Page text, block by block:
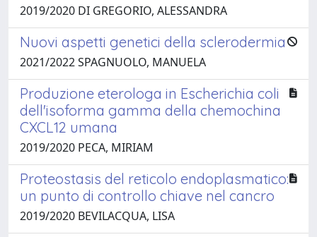
2019/2020 DI GREGORIO, ALESSANDRA
Nuovi aspetti genetici della sclerodermia
2021/2022 SPAGNUOLO, MANUELA
Produzione eterologa in Escherichia coli
dell'isoforma gamma della chemochina
CXCL12 umana
2019/2020 PECA, MIRIAM
Proteostasis del reticolo endoplasmatico:
un punto di controllo chiave nel cancro
2019/2020 BEVILACQUA, LISA